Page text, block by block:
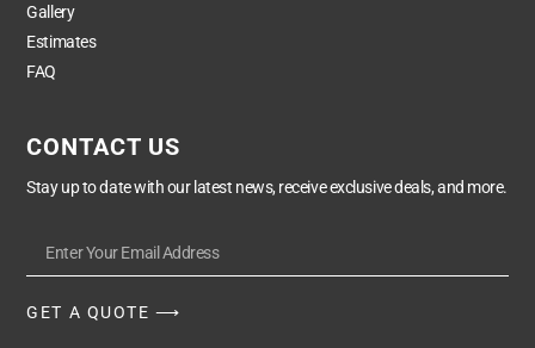
Gallery
Estimates
FAQ
CONTACT US
Stay up to date with our latest news, receive exclusive deals, and more.
GET A QUOTE ⟶